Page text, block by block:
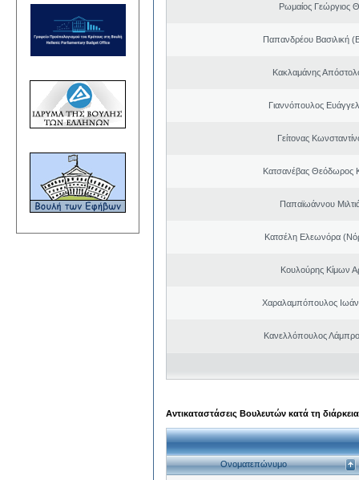
Ρωμαίος Γεώργιος
Παπανδρέου Βασιλική
Κακλαμάνης
Γιαννόπουλος
Γείτονας
Κατσανέβας Θεόδωρος
Παπαϊωάννου
Κατσέλη Ελεωνόρα
Κουλούρης Κίμων
Χαραλαμπόπουλος
Κανελλόπουλος
Αντικαταστάσεις Βουλευτών κατά τη
Ονοματεπώνυμο